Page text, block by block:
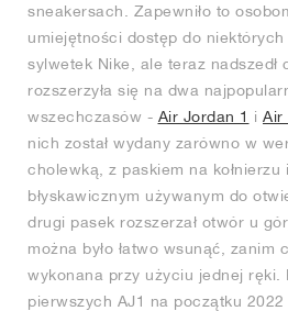
sneakersach. Zapewniło to
umiejętności dostęp do
sylwetek Nike, ale teraz nadszedł
rozszerzyła się na dwa
wszechczasów - Air Jordan 1 i Air
nich został wydany zarówno w
cholewką, z paskiem na kołnierzu
błyskawicznym używanym do
drugi pasek rozszerzał otwór u
można było łatwo wsunąć, zanim
wykonana przy użyciu jednej ręki.
pierwszych AJ1 na początku